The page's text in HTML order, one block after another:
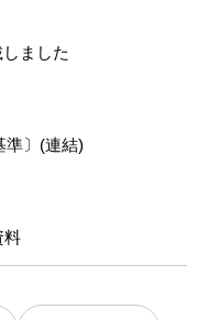
ました
〕(連結)
料